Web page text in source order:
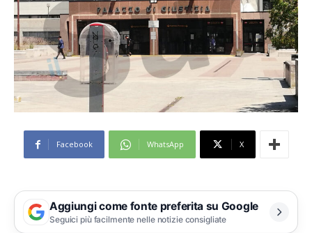
Facebook WhatsApp X
Aggiungi come fonte preferita su Google
Seguici più facilmente nelle notizie consigliate